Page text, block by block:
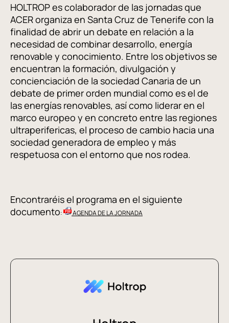
HOLTROP es colaborador de las jornadas que
ACER organiza en Santa Cruz de Tenerife con la
finalidad de abrir un debate en relación a la
necesidad de combinar desarrollo, energía
renovable y conocimiento. Entre los objetivos se
encuentran la formación, divulgación y
concienciación de la sociedad Canaria de un
debate de primer orden mundial como es el de
las energías renovables, así como liderar en el
marco europeo y en concreto entre las regiones
ultraperifericas, el proceso de cambio hacia una
sociedad generadora de empleo y más
respetuosa con el entorno que nos rodea.
Encontraréis el programa en el siguiente
documento: AGENDA DE LA JORNADA